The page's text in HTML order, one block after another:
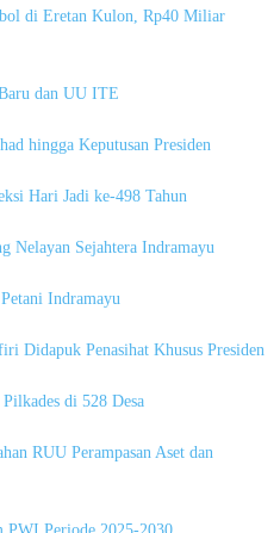
di Eretan Kulon, Rp40 Miliar
dan UU ITE
hingga Keputusan Presiden
Hari Jadi ke-498 Tahun
Nelayan Sejahtera Indramayu
Indramayu
Didapuk Penasihat Khusus Presiden
di 528 Desa
RUU Perampasan Aset dan